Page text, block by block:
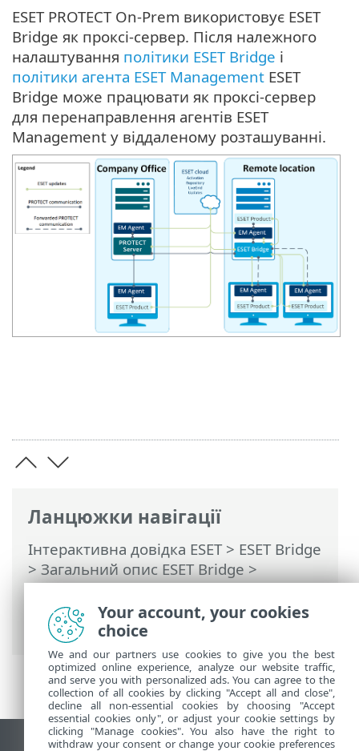
Ланцюжки навігації
Інтерактивна довідка ESET> ESET Bridge
> Загальний опис ESET Bridge>
Перенаправлення обміну даними між
агентами ESET Management і сервером
ESET PROTECT
ESET PROTECT On-Prem використовує ESET
Bridge як проксі-сервер. Після належного
налаштування політики ESET Bridge і
політики агента ESET Management ESET
Bridge може працювати як проксі-сервер
для перенаправлення агентів ESET
Management у віддаленому розташуванні.
Your account, your cookies
choice
We and our partners use cookies to give you the best
optimized online experience, analyze our website traffic,
and serve you with personalized ads. You can agree to the
collection of all cookies by clicking "Accept all and close",
decline all non-essential cookies by choosing "Accept
essential cookies only", or adjust your cookie settings by
clicking "Manage cookies". You also have the right to
withdraw your consent or change your cookie preferences